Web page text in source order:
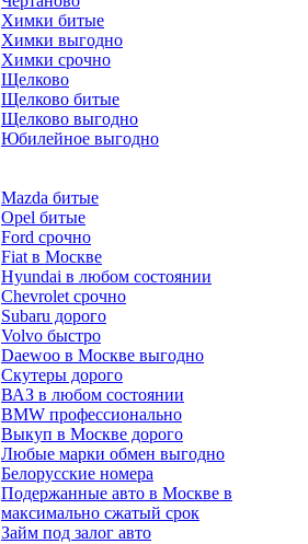
Химки битые
Химки выгодно
Химки срочно
Щелково
Щелково битые
Щелково выгодно
Юбилейное выгодно
Mazda битые
Opel битые
Ford срочно
Fiat в Москве
Hyundai в любом состоянии
Chevrolet срочно
Subaru дорого
Volvo быстро
Daewoo в Москве выгодно
Скутеры дорого
ВАЗ в любом состоянии
BMW профессионально
Выкуп в Москве дорого
Любые марки обмен выгодно
Белорусские номера
Подержанные авто в Москве в
максимально сжатый срок
Займ под залог авто